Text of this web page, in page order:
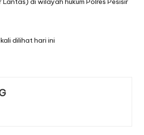
kali dilihat hari ini